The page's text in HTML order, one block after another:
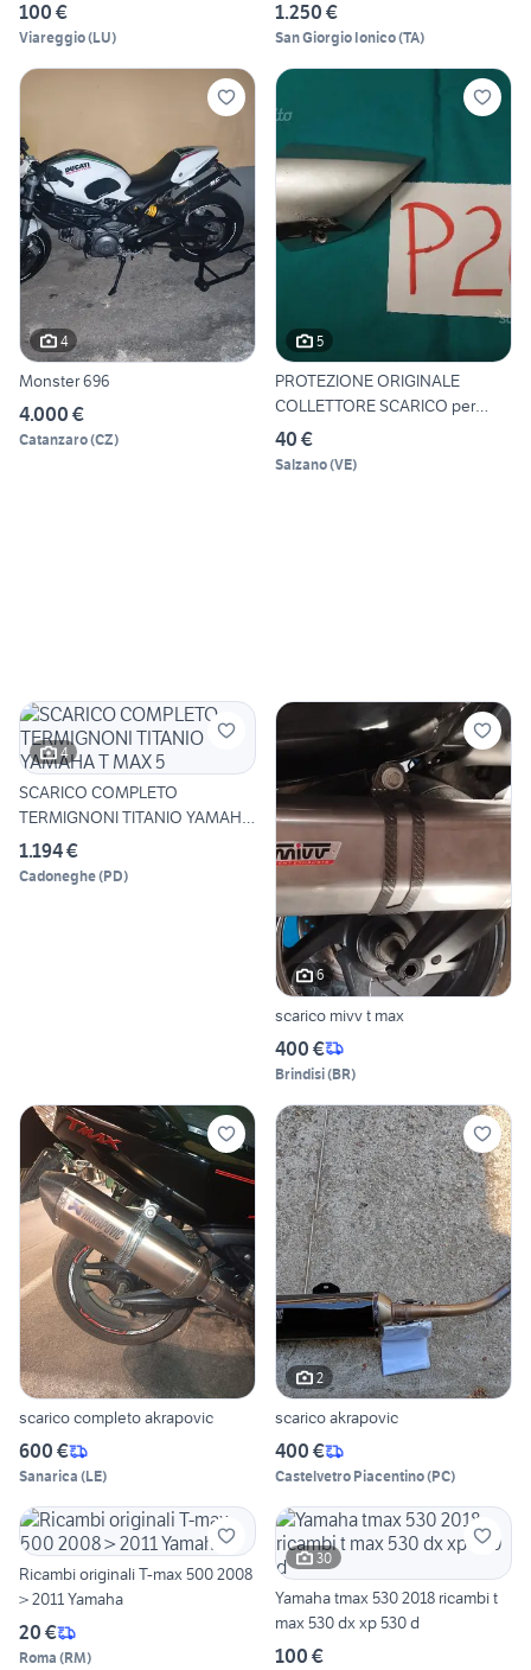
100 €
Viareggio(LU)
1.250 €
San Giorgio Ionico(TA)
4
Monster 696
4.000 €
Catanzaro(CZ)
5
PROTEZIONE ORIGINALE
COLLETTORE SCARICO per
YAMAHA
40 €
Salzano(VE)
4
SCARICO COMPLETO
TERMIGNONI TITANIO YAMAHA
T MAX 5
1.194 €
Cadoneghe(PD)
6
scarico mivv t max
400 €
Brindisi(BR)
scarico completo akrapovic
600 €
Sanarica (LE)
2
scarico akrapovic
400 €
Castelvetro Piacentino(PC)
Ricambi originali T-max 500 2008
> 2011 Yamaha
20 €
Roma (RM)
30
Yamaha tmax 530 2018 ricambi t
max 530 dx xp 530 d
100 €